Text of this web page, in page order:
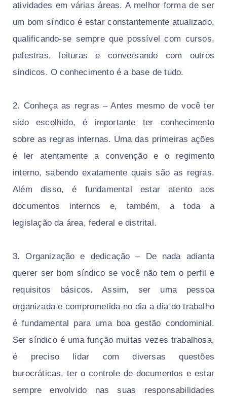
atividades em várias áreas. A melhor forma de ser
um bom síndico é estar constantemente atualizado,
qualificando-se sempre que possível com cursos,
palestras, leituras e conversando com outros
síndicos. O conhecimento é a base de tudo.
2. Conheça as regras – Antes mesmo de você ter
sido escolhido, é importante ter conhecimento
sobre as regras internas. Uma das primeiras ações
é ler atentamente a convenção e o regimento
interno, sabendo exatamente quais são as regras.
Além disso, é fundamental estar atento aos
documentos internos e, também, a toda a
legislação da área, federal e distrital.
3. Organização e dedicação – De nada adianta
querer ser bom síndico se você não tem o perfil e
requisitos básicos. Assim, ser uma pessoa
organizada e comprometida no dia a dia do trabalho
é fundamental para uma boa gestão condominial.
Ser síndico é uma função muitas vezes trabalhosa,
é preciso lidar com diversas questões
burocráticas, ter o controle de documentos e estar
sempre envolvido nas suas responsabilidades